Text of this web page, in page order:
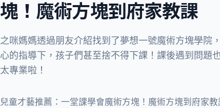
塊！魔術方塊到府家教課
之咪媽媽透過朋友介紹找到了夢想一號魔術方塊學院
心的指導下，孩子們甚至捨不得下課！課後遇到問題
太專業啦！
兒童才藝推薦：一堂課學會魔術方塊！魔術方塊到府家